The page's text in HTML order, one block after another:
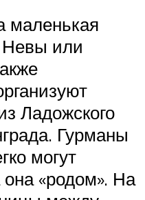
маленькая
Невы или
Ладожского
Гурманы
могут
она «родом». На